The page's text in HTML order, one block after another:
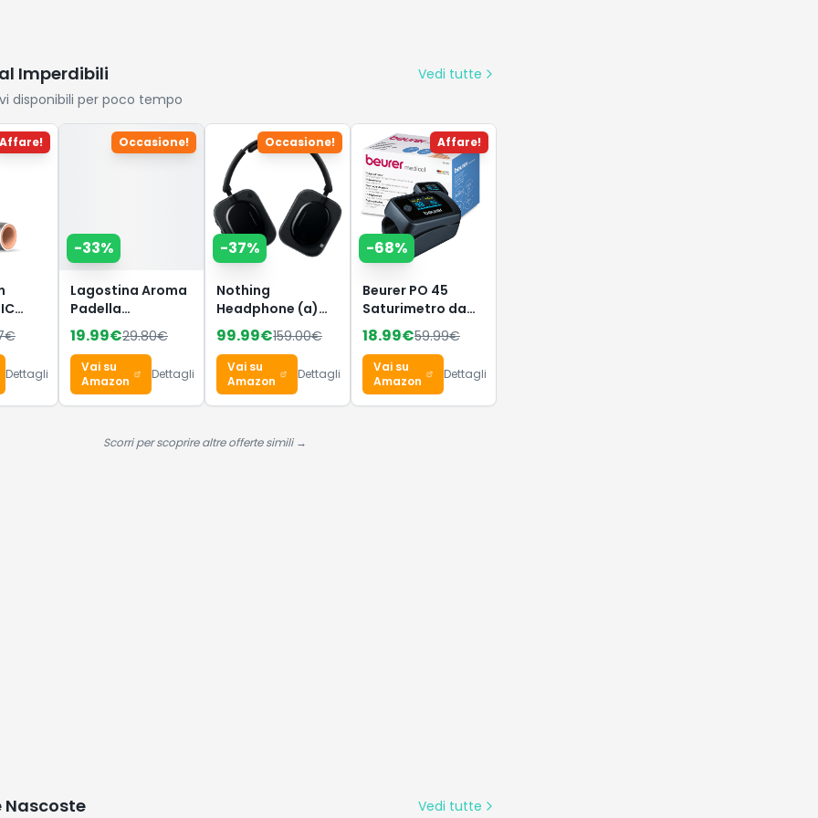
Imperdibili
Vedi tutte
disponibili per poco tempo
Affare!
€
Dettagli
Occasione!
-33%
Lagostina Aroma
Padella
Antiaderente, in
Alluminio
Pressofuso Ø 20
cm, Induzione,
Gas e Forno,
Titanium Per
Mantenere il
19.99€29.80€
Vai su
Amazon
Dettagli
Occasione!
-37%
Nothing
Headphone (a)
Cuffie Wireless
Over Ear con
Cancellazione
Attiva del
Rumore, fino a
Hi-Res, Spatial
99.99€159.00€
Vai su
Amazon
Dettagli
Affare!
-68%
Beurer PO 45
Saturimetro da
dito
Professionale
Certificato,
Monitoraggio
della Saturazione
18.99€59.99€
Vai su
Amazon
Dettagli
Scorri per scoprire altre offerte simili →
Nascoste
Vedi tutte